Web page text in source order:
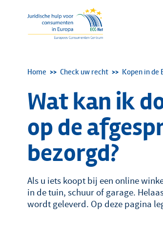
Kruimelpad
Home Check uw recht Kopen in de
Wat kan ik
op de
bezorgd?
Als u iets koopt bij een online
in de tuin, schuur of garage.
wordt geleverd. Op deze pagina